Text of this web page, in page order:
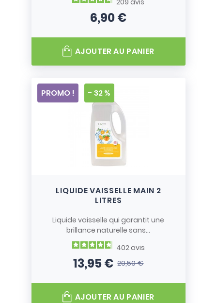
209avis
Prix
6,90 €
AJOUTER AU PANIER
LIQUIDE VAISSELLE MAIN 2
LITRES
Liquide vaisselle qui garantit une
brillance naturelle sans...
402avis
Prix
13,95 €Prix de base
20,50 €
PROMO ! - 32 %
AJOUTER AU PANIER